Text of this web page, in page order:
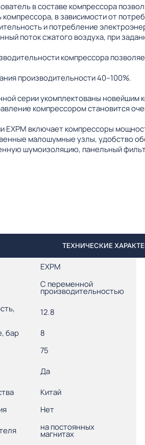
в составе компрессора
в зависимости от
и потребление
поток сжатого воздуха, при
компрессора
производительности 40–100%.
серии укомплектованы
компрессором становится
EXPM включает компрессоры
малошумные узлы, удобство
шумоизоляцию, панельный
ТЕХНИЧЕСКИЕ
EXPM
С переменной
производительностью
12.8
бар
8
75
Да
Китай
Нет
на постоянных
магнитах